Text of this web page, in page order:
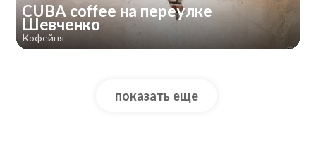
CUBA coffee на переулке
Шевченко
Кофейня
показать еще